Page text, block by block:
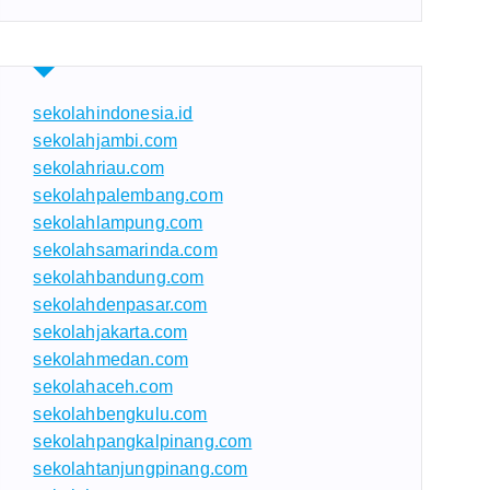
sekolahindonesia.id
sekolahjambi.com
sekolahriau.com
sekolahpalembang.com
sekolahlampung.com
sekolahsamarinda.com
sekolahbandung.com
sekolahdenpasar.com
sekolahjakarta.com
sekolahmedan.com
sekolahaceh.com
sekolahbengkulu.com
sekolahpangkalpinang.com
sekolahtanjungpinang.com